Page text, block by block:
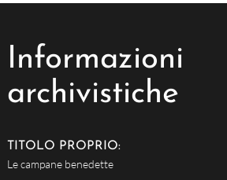
Informazioni
archivistiche
TITOLO PROPRIO:
Le campane benedette